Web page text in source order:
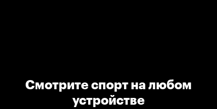
Смотрите спорт на любом
устройстве